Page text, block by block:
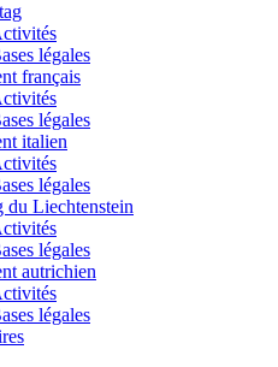
légales
français
légales
italien
légales
du Liechtenstein
légales
autrichien
légales